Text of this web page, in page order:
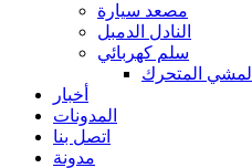
مصعد سيارة
النادل الدمبل
سلم كهربائي
المشي المتحرك
أخبار
المدونات
اتصل بنا
مدونة